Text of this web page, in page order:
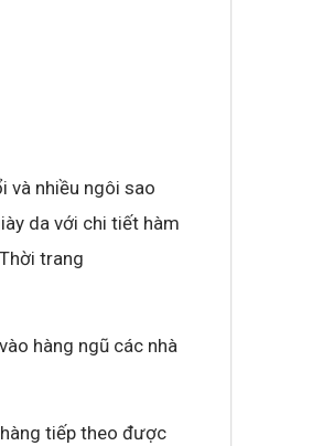
và nhiều ngôi sao
da với chi tiết hàm
trang
hàng ngũ các nhà
tiếp theo được